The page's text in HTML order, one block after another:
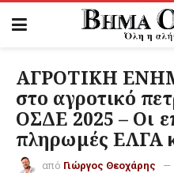
ΑΓΡΟΤΙΚΗ
στο αγροτικό
ΟΣΔΕ 2025 – Οι
πληρωμές ΕΛΓΑ
από Γιώργος Θεοχάρης